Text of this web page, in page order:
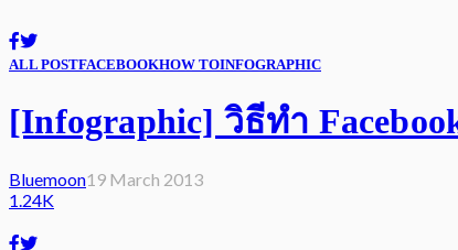
ALL POSTFACEBOOKHOW TOINFOGRAPHIC
[Infographic] วิธีทำ
Bluemoon19 March 2013
1.24K